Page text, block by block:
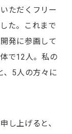
ただくフリー
た。これまで
発に参画して
で12人。私の
、5人の方々に
し上げると、